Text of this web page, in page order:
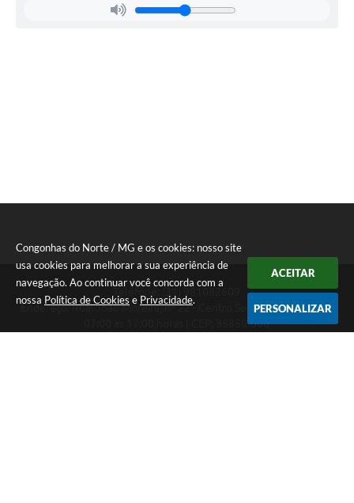
Congonhas do Norte / MG e os cookies: nosso site
usa cookies para melhorar a sua experiência de
navegação. Ao continuar você concorda com a
nossa Política de Cookies e Privacidade.
ACEITAR
PERSONALIZAR
Endereço: Rua: João Moreira, nº 22 - Centro Segunda a Sexta das
07:00 as 17:00 horas | CEP: 35850-000